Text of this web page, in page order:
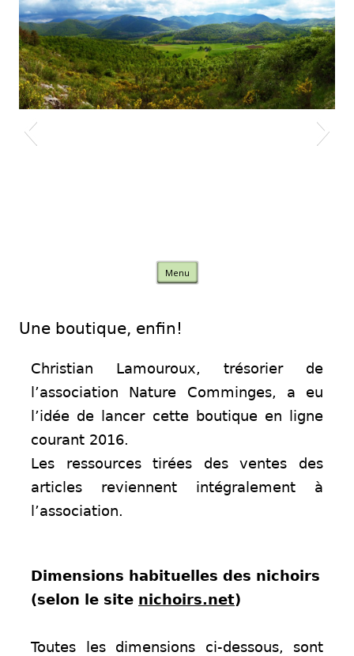
Nature Comminges
Menu Skip to content
Une boutique, enfin!
Christian Lamouroux, trésorier de
l’association Nature Comminges, a eu
l’idée de lancer cette boutique en ligne
courant 2016.
Les ressources tirées des ventes des
articles reviennent intégralement à
l’association.
Dimensions habituelles des nichoirs
(selon le site nichoirs.net)
Toutes les dimensions ci-dessous, sont